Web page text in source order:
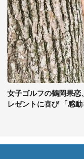
女子ゴルフの鶴岡果
レゼントに喜び 「感